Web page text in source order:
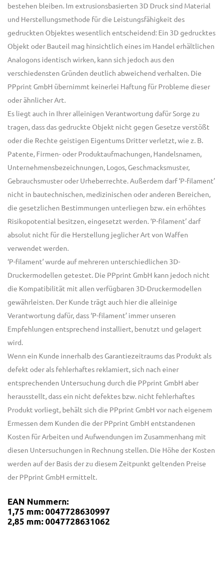
bestehen bleiben. Im extrusionsbasierten 3D Druck sind Material
und Herstellungsmethode für die Leistungsfähigkeit des
gedruckten Objektes wesentlich entscheidend: Ein 3D gedrucktes
Objekt oder Bauteil mag hinsichtlich eines im Handel erhältlichen
Analogons identisch wirken, kann sich jedoch aus den
verschiedensten Gründen deutlich abweichend verhalten. Die
PPprint GmbH übernimmt keinerlei Haftung für Probleme dieser
oder ähnlicher Art.
Es liegt auch in Ihrer alleinigen Verantwortung dafür Sorge zu
tragen, dass das gedruckte Objekt nicht gegen Gesetze verstößt
oder die Rechte geistigen Eigentums Dritter verletzt, wie z. B.
Patente, Firmen- oder Produktaufmachungen, Handelsnamen,
Unternehmensbezeichnungen, Logos, Geschmacksmuster,
Gebrauchsmuster oder Urheberrechte. Außerdem darf ‘P-filament’
nicht in bautechnischen, medizinischen oder anderen Bereichen,
die gesetzlichen Bestimmungen unterliegen bzw. ein erhöhtes
Risikopotential besitzen, eingesetzt werden. ‘P-filament’ darf
absolut nicht für die Herstellung jeglicher Art von Waffen
verwendet werden.
‘P-filament’ wurde auf mehreren unterschiedlichen 3D-
Druckermodellen getestet. Die PPprint GmbH kann jedoch nicht
die Kompatibilität mit allen verfügbaren 3D-Druckermodellen
gewährleisten. Der Kunde trägt auch hier die alleinige
Verantwortung dafür, dass ‘P-filament’ immer unseren
Empfehlungen entsprechend installiert, benutzt und gelagert
wird.
Wenn ein Kunde innerhalb des Garantiezeitraums das Produkt als
defekt oder als fehlerhaftes reklamiert, sich nach einer
entsprechenden Untersuchung durch die PPprint GmbH aber
herausstellt, dass ein nicht defektes bzw. nicht fehlerhaftes
Produkt vorliegt, behält sich die PPprint GmbH vor nach eigenem
Ermessen dem Kunden die der PPprint GmbH entstandenen
Kosten für Arbeiten und Aufwendungen im Zusammenhang mit
diesen Untersuchungen in Rechnung stellen. Die Höhe der Kosten
werden auf der Basis der zu diesem Zeitpunkt geltenden Preise
der PPprint GmbH ermittelt.
EAN Nummern:
1,75 mm: 0047728630997
2,85 mm: 0047728631062